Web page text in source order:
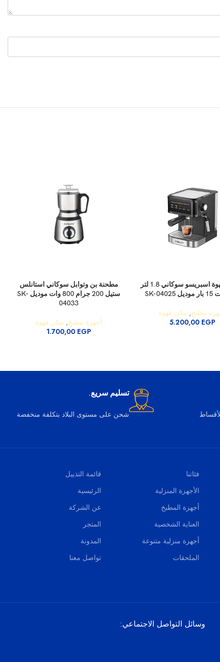
ماكينة قهوة اسبريسو سوكاني 1.8 لتر
مطبخ, مكن قهوة
5.200,00 EGP
إضافة إلى السلة
مطحنة بن وتوابل سوكاني استانلس
ستيل 200 جرام 800 وات موديل SK-
04033
أجهزة مطبخ, مكن قهوة
1.700,00 EGP
تسليم سريع.
شحن على مستوى البلاد بتكلفة منخفضة
فئاتنا
الأجهزة المنزلية
أجهزة المطبخ
العناية الشخصية
أجهزة منزلية متنوعة
الملحقات
قائمة التذييل
الرئيسية
عن الشركة
المتجر
المدونة
تواصل معنا
وسائل التواصل الاجتماعي: